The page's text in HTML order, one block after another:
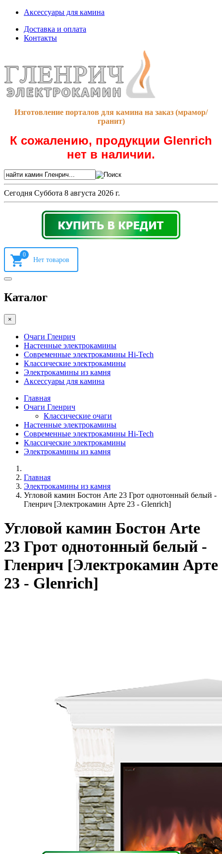
Аксессуары для камина
Доставка и оплата
Контакты
Изготовление порталов для камина на заказ (мрамор/
гранит)
К сожалению, продукции Glenrich
нет в наличии.
Сегодня Суббота 8 августа 2026 г.
0
Каталог
×
Очаги Гленрич
Настенные электрокамины
Современные электрокамины Hi-Tech
Классические электрокамины
Электрокамины из камня
Аксессуары для камина
Главная
Очаги Гленрич
Классические очаги
Настенные электрокамины
Современные электрокамины Hi-Tech
Классические электрокамины
Электрокамины из камня
Главная
Электрокамины из камня
Угловой камин Бостон Arte 23 Грот однотонный белый -
Гленрич [Электрокамин Арте 23 - Glenrich]
Угловой камин Бостон Arte
23 Грот однотонный белый -
Гленрич [Электрокамин Арте
23 - Glenrich]